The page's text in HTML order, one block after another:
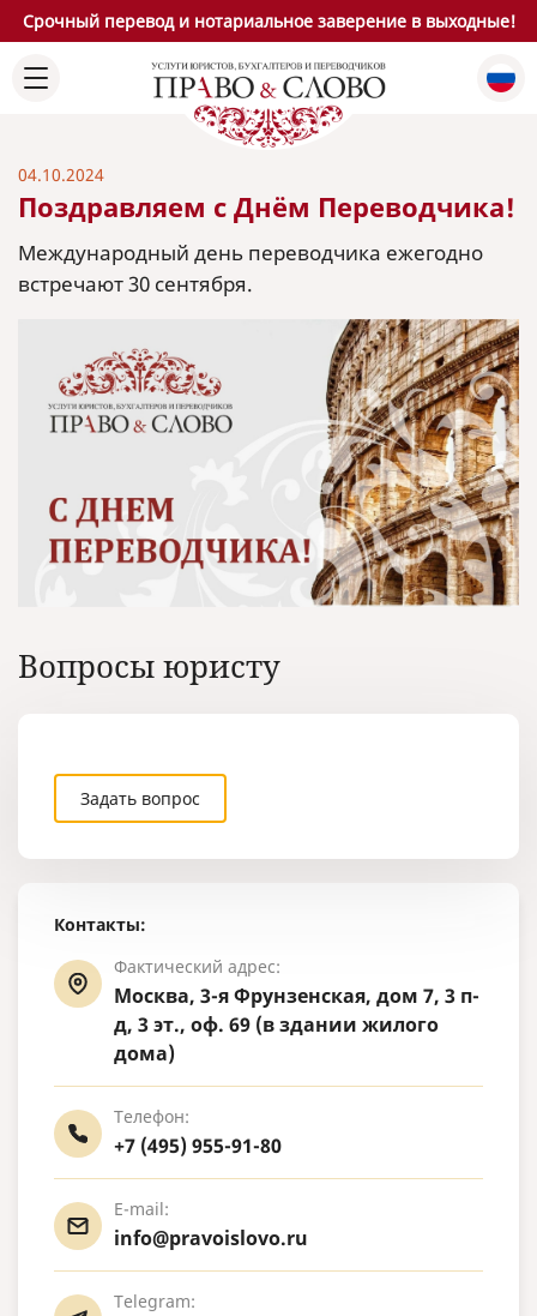
Срочный перевод и нотариальное заверение в выходные!
Контакты:
Фактический адрес:
Москва, 3-я Фрунзенская, дом 7, 3 п-
д, 3 эт., оф. 69 (в здании жилого
дома)
Телефон:
+7 (495) 955-91-80
E-mail:
info@pravoislovo.ru
Telegram:
04.10.2024
Поздравляем с Днём Переводчика!
Международный день переводчика ежегодно
встречают 30 сентября.
Вопросы юристу
Задать вопрос